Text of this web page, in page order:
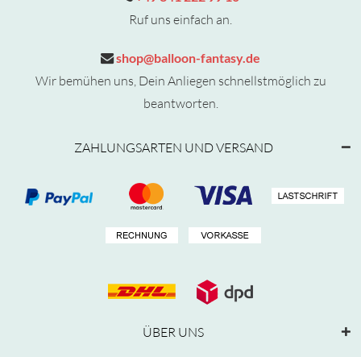
Ruf uns einfach an.
shop@balloon-fantasy.de
Wir bemühen uns, Dein Anliegen schnellstmöglich zu
beantworten.
ZAHLUNGSARTEN UND VERSAND
ÜBER UNS